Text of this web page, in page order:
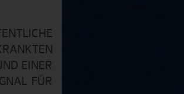
EINER B
FÜR Z